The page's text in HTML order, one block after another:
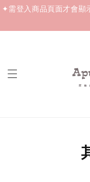
✦需登入商品頁面才會顯